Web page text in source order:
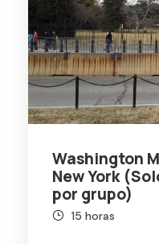
Washington
New York
por grupo)
15 horas